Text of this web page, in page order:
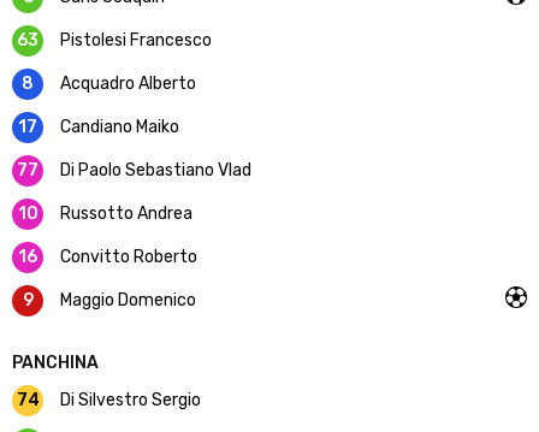
63 Pistolesi Francesco
8 Acquadro Alberto
17 Candiano Maiko
77 Di Paolo Sebastiano Vlad
10 Russotto Andrea
16 Convitto Roberto
9 Maggio Domenico
PANCHINA
74
Di Silvestro Sergio